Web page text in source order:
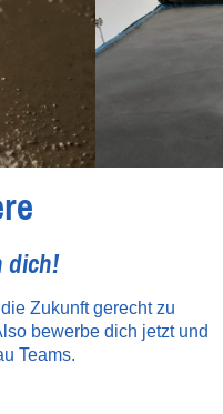
dich!
Zukunft gerecht zu
bewerbe dich jetzt und
Teams.